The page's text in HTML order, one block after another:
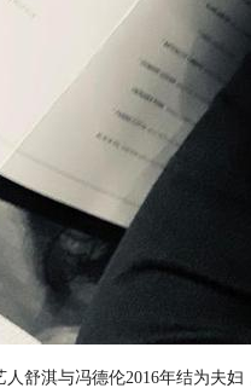
淇与冯德伦2016年结为夫妇